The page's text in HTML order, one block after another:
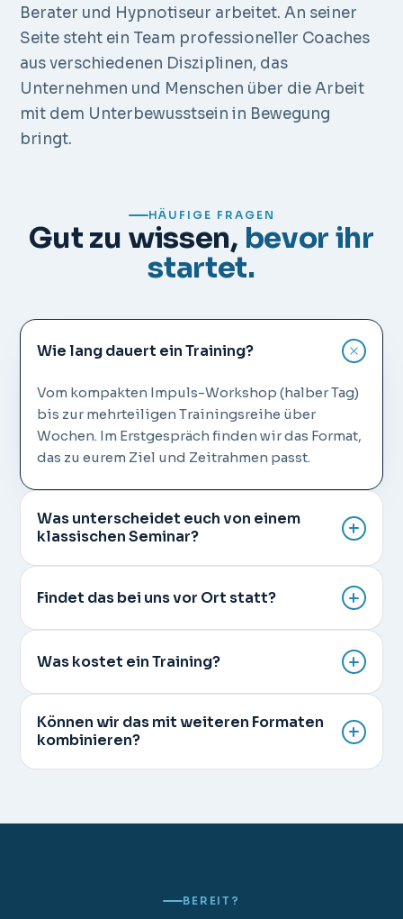
Berater und Hypnotiseur arbeitet. An seiner
Seite steht ein Team professioneller Coaches
aus verschiedenen Disziplinen, das
Unternehmen und Menschen über die Arbeit
mit dem Unterbewusstsein in Bewegung
bringt.
HÄUFIGE FRAGEN
Gut zu wissen, bevor ihr
startet.
Wie lang dauert ein Training?
Vom kompakten Impuls-Workshop (halber Tag)
bis zur mehrteiligen Trainingsreihe über
Wochen. Im Erstgespräch finden wir das Format,
das zu eurem Ziel und Zeitrahmen passt.
Was unterscheidet euch von einem
klassischen Seminar?
Findet das bei uns vor Ort statt?
Was kostet ein Training?
Können wir das mit weiteren Formaten
kombinieren?
BEREIT?